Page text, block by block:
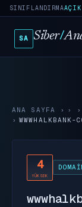
SINIFLANDIRMAAÇIK
SA Siber/
ANA SAYFA ›
WWWHALKBANK-
4
YÜKSEK